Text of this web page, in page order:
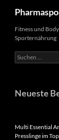
Inhalt
springenFitness und
Sporternährung
Suchen
nach:
Neueste
Multi Essential
Presslinge im